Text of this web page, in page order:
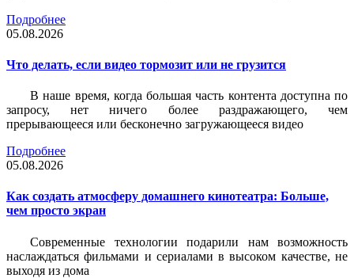
Подробнее
05.08.2026
Что делать, если видео тормозит или не грузится
В наше время, когда большая часть контента доступна по
запросу, нет ничего более раздражающего, чем
прерывающееся или бесконечно загружающееся видео
Подробнее
05.08.2026
Как создать атмосферу домашнего кинотеатра: Больше,
чем просто экран
Современные технологии подарили нам возможность
наслаждаться фильмами и сериалами в высоком качестве, не
выходя из дома